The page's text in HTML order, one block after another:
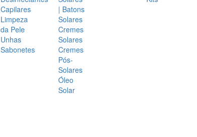
Capilares
Limpeza
da Pele
Unhas
Sabonetes
| Batons
Solares
Cremes
Solares
Cremes
Pós-
Solares
Óleo
Solar